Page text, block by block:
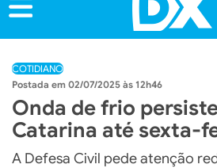
COTIDIANO
02/07/2025 às 12h46
Onda de frio
Catarina até sexta-
A Defesa Civil pede atenção